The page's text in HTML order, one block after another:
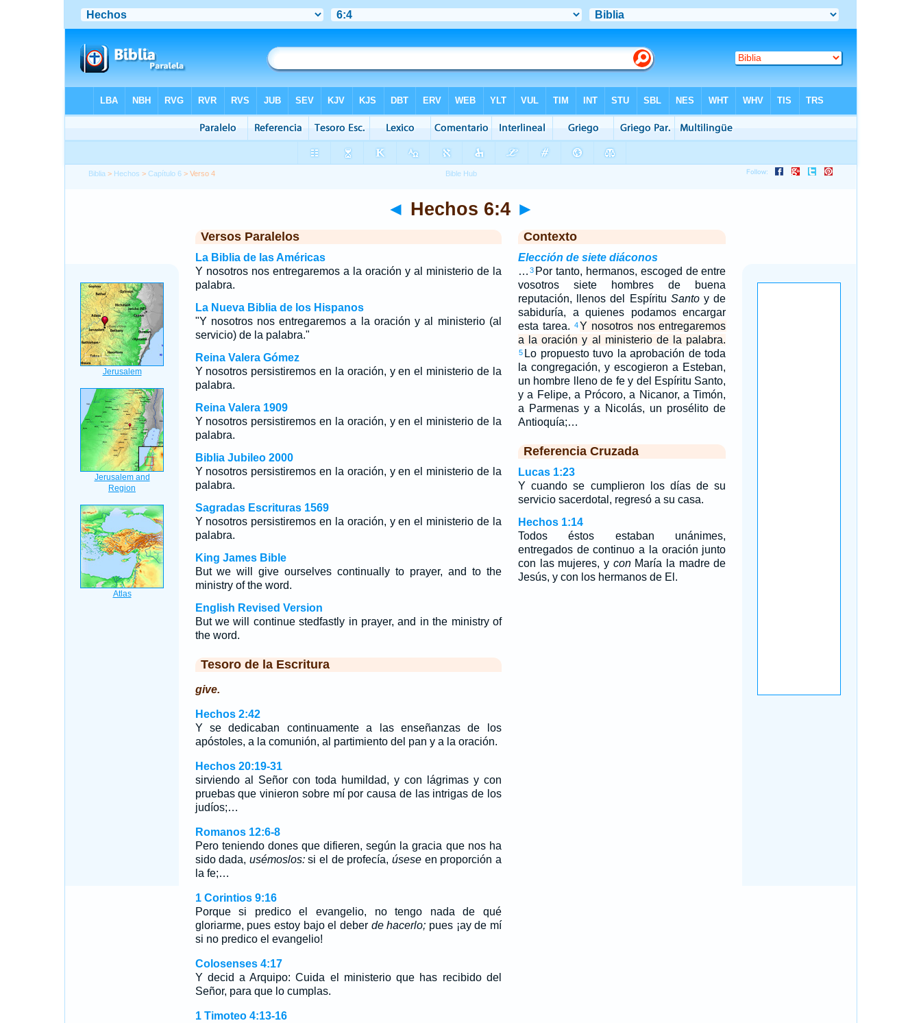
Biblia > Hechos >Capítulo 6 > Verso 4
◄ Hechos 6:4 ►
Versos Paralelos
La Biblia de las Américas
Y nosotros nos entregaremos a la oración y al ministerio de la
palabra.
La Nueva Biblia de los Hispanos
"Y nosotros nos entregaremos a la oración y al ministerio (al
servicio) de la palabra."
Reina Valera Gómez
Y nosotros persistiremos en la oración, y en el ministerio de la
palabra.
Reina Valera 1909
Y nosotros persistiremos en la oración, y en el ministerio de la
palabra.
Biblia Jubileo 2000
Y nosotros persistiremos en la oración, y en el ministerio de la
palabra.
Sagradas Escrituras 1569
Y nosotros persistiremos en la oración, y en el ministerio de la
palabra.
King James Bible
But we will give ourselves continually to prayer, and to the
ministry of the word.
English Revised Version
But we will continue stedfastly in prayer, and in the ministry of
the word.
Tesoro de la Escritura
give.
Hechos 2:42
Y se dedicaban continuamente a las enseñanzas de los
apóstoles, a la comunión, al partimiento del pan y a la oración.
Hechos 20:19-31
sirviendo al Señor con toda humildad, y con lágrimas y con
pruebas que vinieron sobre mí por causa de las intrigas de los
judíos;…
Romanos 12:6-8
Pero teniendo dones que difieren, según la gracia que nos ha
sido dada, usémoslos:si el de profecía, úseseen proporción a
la fe;…
1 Corintios 9:16
Porque si predico el evangelio, no tengo nada de qué
gloriarme, pues estoy bajo el deber de hacerlo; pues ¡ay de mí
si no predico el evangelio!
Colosenses 4:17
Y decid a Arquipo: Cuida el ministerio que has recibido del
Señor, para que lo cumplas.
1 Timoteo 4:13-16
Contexto
Elección de siete diáconos
… 3 Por tanto, hermanos, escoged de entre
vosotros siete hombres de buena
reputación, llenos del Espíritu Santoy de
sabiduría, a quienes podamos encargar
esta tarea.
4Y nosotros nos entregaremos
a la oración y al ministerio de la palabra.
5 Lo propuesto tuvo la aprobación de toda
la congregación, y escogieron a Esteban,
un hombre lleno de fe y del Espíritu Santo,
y a Felipe, a Prócoro, a Nicanor, a Timón,
a Parmenas y a Nicolás, un prosélito de
Antioquía;…
Referencia Cruzada
Lucas 1:23
Y cuando se cumplieron los días de su
servicio sacerdotal, regresó a su casa.
Hechos 1:14
Todos éstos estaban unánimes,
entregados de continuo a la oración junto
con las mujeres, y conMaría la madre de
Jesús, y con los hermanos de El.